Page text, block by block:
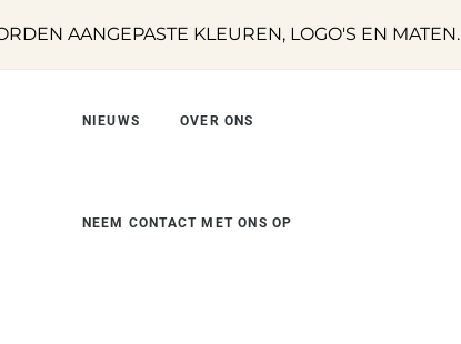
AANGEPASTE KLEUREN, LOGO'S EN MATEN.
NIEUWS OVER ONS
NEEM CONTACT MET ONS OP